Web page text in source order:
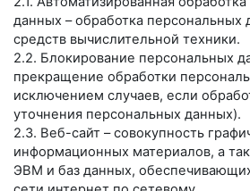
данных – обработка
средств вычислительной техники.
2.2. Блокирование персональных
прекращение обработки
исключением случаев, если
уточнения персональных данных).
2.3. Веб-сайт – совокупность
информационных материалов, а
ЭВМ и баз данных,